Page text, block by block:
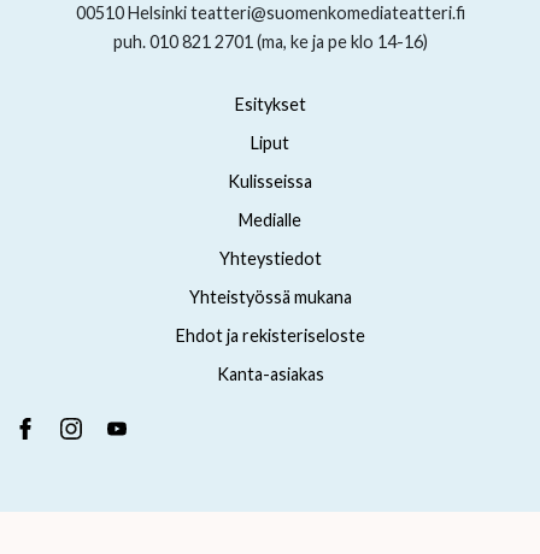
00510 Helsinki teatteri@suomenkomediateatteri.fi
puh. 010 821 2701 (ma, ke ja pe klo 14-16)
Esitykset
Liput
Kulisseissa
Medialle
Yhteystiedot
Yhteistyössä mukana
Ehdot ja rekisteriseloste
Kanta-asiakas